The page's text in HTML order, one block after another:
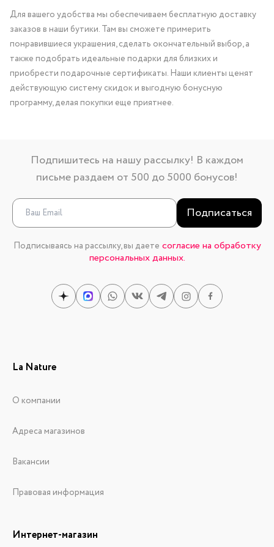
Для вашего удобства мы обеспечиваем бесплатную доставку
заказов в наши бутики. Там вы сможете примерить
понравившиеся украшения, сделать окончательный выбор, а
также подобрать идеальные подарки для близких и
приобрести подарочные сертификаты. Наши клиенты ценят
действующую систему скидок и выгодную бонусную
программу, делая покупки еще приятнее.
Подпишитесь на нашу рассылку! В каждом
письме раздаем от 500 до 5000 бонусов!
Подписаться
Подписываясь на рассылку, вы даете согласие на обработку
персональных данных.
La Nature
О компании
Адреса магазинов
Вакансии
Правовая информация
Интернет-магазин